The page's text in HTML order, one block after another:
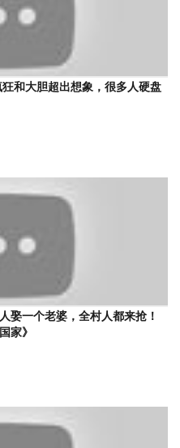
和大胆超出想象，很多人硬盘
娶一个老婆，全村人都来抢！
家》